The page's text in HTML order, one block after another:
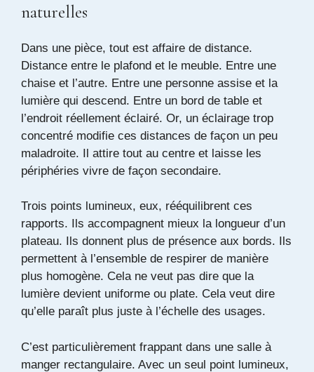
naturelles
Dans une pièce, tout est affaire de distance.
Distance entre le plafond et le meuble. Entre une
chaise et l’autre. Entre une personne assise et la
lumière qui descend. Entre un bord de table et
l’endroit réellement éclairé. Or, un éclairage trop
concentré modifie ces distances de façon un peu
maladroite. Il attire tout au centre et laisse les
périphéries vivre de façon secondaire.
Trois points lumineux, eux, rééquilibrent ces
rapports. Ils accompagnent mieux la longueur d’un
plateau. Ils donnent plus de présence aux bords. Ils
permettent à l’ensemble de respirer de manière
plus homogène. Cela ne veut pas dire que la
lumière devient uniforme ou plate. Cela veut dire
qu’elle paraît plus juste à l’échelle des usages.
C’est particulièrement frappant dans une salle à
manger rectangulaire. Avec un seul point lumineux,